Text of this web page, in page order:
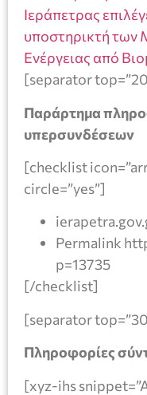
Ιεράπετρας
υποστηρικτή
Ενέργειας από
[separator
Παράρτημα
υπερσυνδέσεων
[checklist
circle=”yes”]
Permalink
p=13735
[/checklist]
[separator
Πληροφορίες
[xyz-ihs